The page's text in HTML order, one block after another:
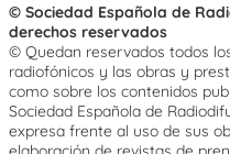
© Sociedad Española de
derechos reservados
© Quedan reservados todos
radiofónicos y las obras y
como sobre los contenidos
Sociedad Española de
expresa frente al uso de sus